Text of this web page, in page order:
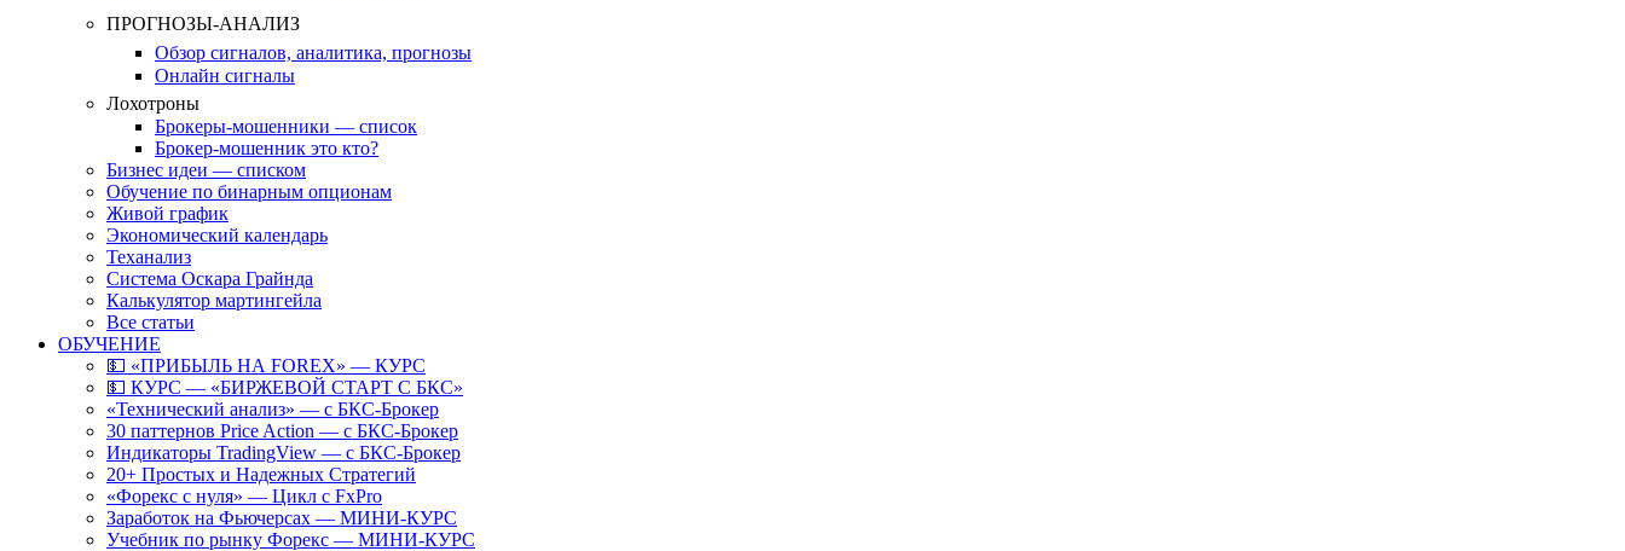
ПРОГНОЗЫ-АНАЛИЗ
Обзор сигналов, аналитика, прогнозы
Онлайн сигналы
Лохотроны
Брокеры-мошенники — список
Брокер-мошенник это кто?
Бизнес идеи — списком
Обучение по бинарным опционам
Живой график
Экономический календарь
Теханализ
Система Оскара Грайнда
Калькулятор мартингейла
Все статьи
ОБУЧЕНИЕ
💵 «ПРИБЫЛЬ НА FOREX» — КУРС
💵 КУРС — «БИРЖЕВОЙ СТАРТ С БКС»
«Технический анализ» — с БКС-Брокер
30 паттернов Price Action — с БКС-Брокер
Индикаторы TradingView — с БКС-Брокер
20+ Простых и Надежных Стратегий
«Форекс с нуля» — Цикл с FxPro
Заработок на Фьючерсах — МИНИ-КУРС
Учебник по рынку Форекс — МИНИ-КУРС